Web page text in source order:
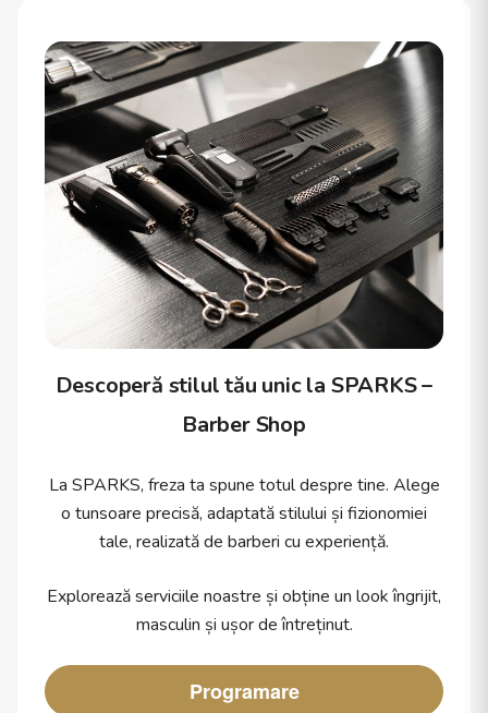
Descoperă stilul tău unic la SPARKS –
Barber Shop
La SPARKS, freza ta spune totul despre tine. Alege
o tunsoare precisă, adaptată stilului și fizionomiei
tale, realizată de barberi cu experiență.
Explorează serviciile noastre și obține un look îngrijit,
masculin și ușor de întreținut.
Programare